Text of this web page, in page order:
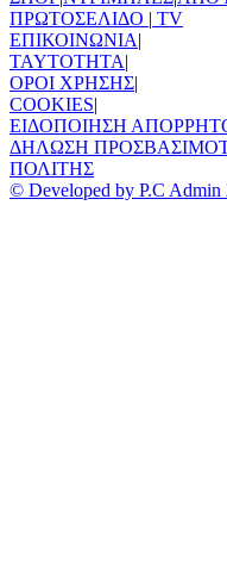
ΠΡΩΤΟΣΕΛΙΔΟ | TV
ΕΠΙΚΟΙΝΩΝΙΑ|
TAYTOTHTA|
ΟΡΟΙ ΧΡΗΣΗΣ|
COOKIES|
ΕΙΔΟΠΟΙΗΣΗ
ΔΗΛΩΣΗ
ΠΟΛΙΤΗΣ
© Developed by P.C Admin